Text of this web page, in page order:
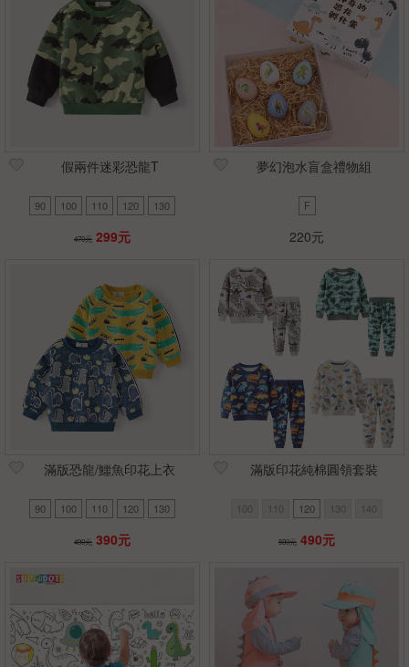
假兩件迷彩恐龍T
90 100 110 120 130
470元 299元
夢幻泡水盲盒禮物組
F
220元
滿版恐龍/鱷魚印花上衣
90 100 110 120 130
490元 390元
滿版印花純棉圓領套裝
120 140
590元 490元